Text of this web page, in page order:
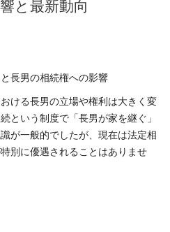
と最新動向
長男の相続権への影響
ける長男の立場や権利は大きく変
という制度で「長男が家を継ぐ」
が一般的でしたが、現在は法定相
別に優遇されることはありませ